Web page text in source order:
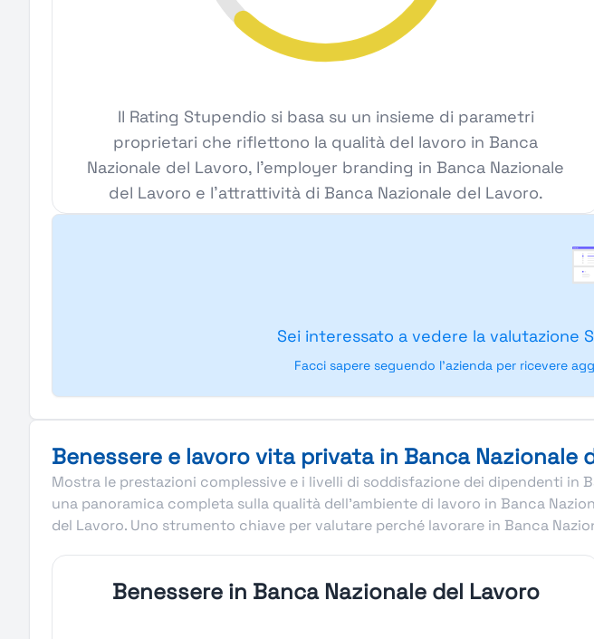
Il Rating Stupendio si basa su un insieme di parametri
proprietari che riflettono la qualità del lavoro in Banca
Nazionale del Lavoro, l'employer branding in Banca Nazionale
del Lavoro e l'attrattività di Banca Nazionale del Lavoro.
Sei interessato a vedere la valutazione
Facci sapere seguendo l'azienda per ricevere
Benessere e lavoro vita privata in Banca Nazionale
Mostra le prestazioni complessive e i livelli di soddisfazione dei dipendenti in
una panoramica completa sulla qualità dell’ambiente di lavoro in Banca
del Lavoro. Uno strumento chiave per valutare perché lavorare in Banca
Benessere in Banca Nazionale del Lavoro